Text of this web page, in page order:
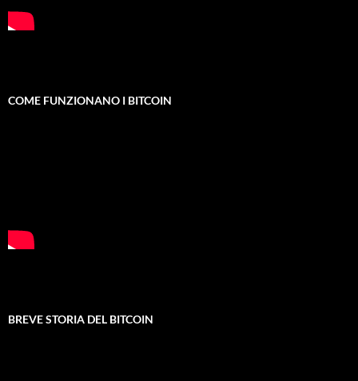
COME FUNZIONANO I BITCOIN
BREVE STORIA DEL BITCOIN